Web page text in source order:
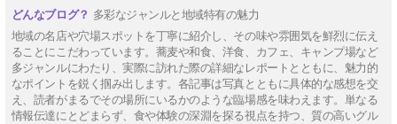
多彩なジャンルと地域特有の魅力
地域の名店や穴場スポットを丁寧に紹介し、その味や雰囲気を鮮烈に伝え
ることにこだわっています。蕎麦や和食、洋食、カフェ、キャンプ場など
多ジャンルにわたり、実際に訪れた際の詳細なレポートとともに、魅力的
なポイントを鋭く掴み出します。各記事は写真とともに具体的な感想を交
え、読者がまるでその場所にいるかのような臨場感を味わえます。単なる
情報伝達にとどまらず、食や体験の深淵を探る視点を持つ、質の高いグル